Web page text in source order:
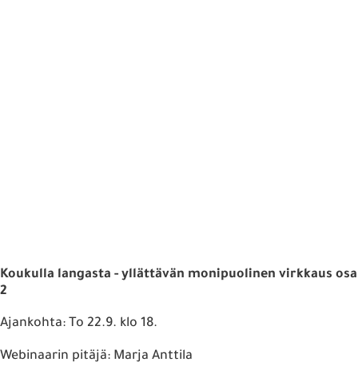
Koukulla langasta - yllättävän monipuolinen virkkaus osa
2
Ajankohta: To 22.9. klo 18.
Webinaarin pitäjä: Marja Anttila